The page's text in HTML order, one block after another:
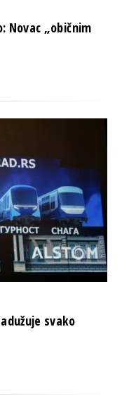
Novac „običnim
svako